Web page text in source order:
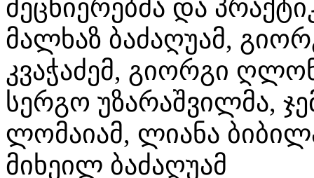
მეცნიერებმა და
მალხაზ ბაძაღუამ,
კვაჭაძემ, გიორგი
სერგო უზარაშვილმა,
ლომაიამ, ლიანა
მიხეილ ბაძაღუამ